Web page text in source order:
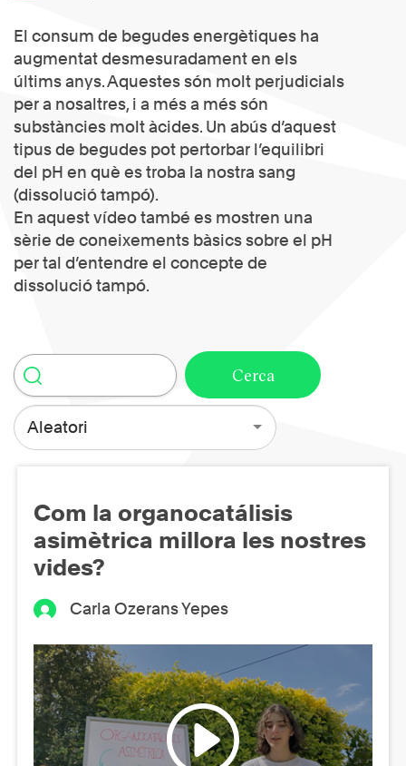
El consum de begudes energètiques ha
augmentat desmesuradament en els
últims anys. Aquestes són molt perjudicials
per a nosaltres, i a més a més són
substàncies molt àcides. Un abús d’aquest
tipus de begudes pot pertorbar l’equilibri
del pH en què es troba la nostra sang
(dissolució tampó).
En aquest vídeo també es mostren una
sèrie de coneixements bàsics sobre el pH
per tal d’entendre el concepte de
dissolució tampó.
Aleatori
Com la organocatálisis
asimètrica millora les nostres
vides?
Carla Ozerans Yepes